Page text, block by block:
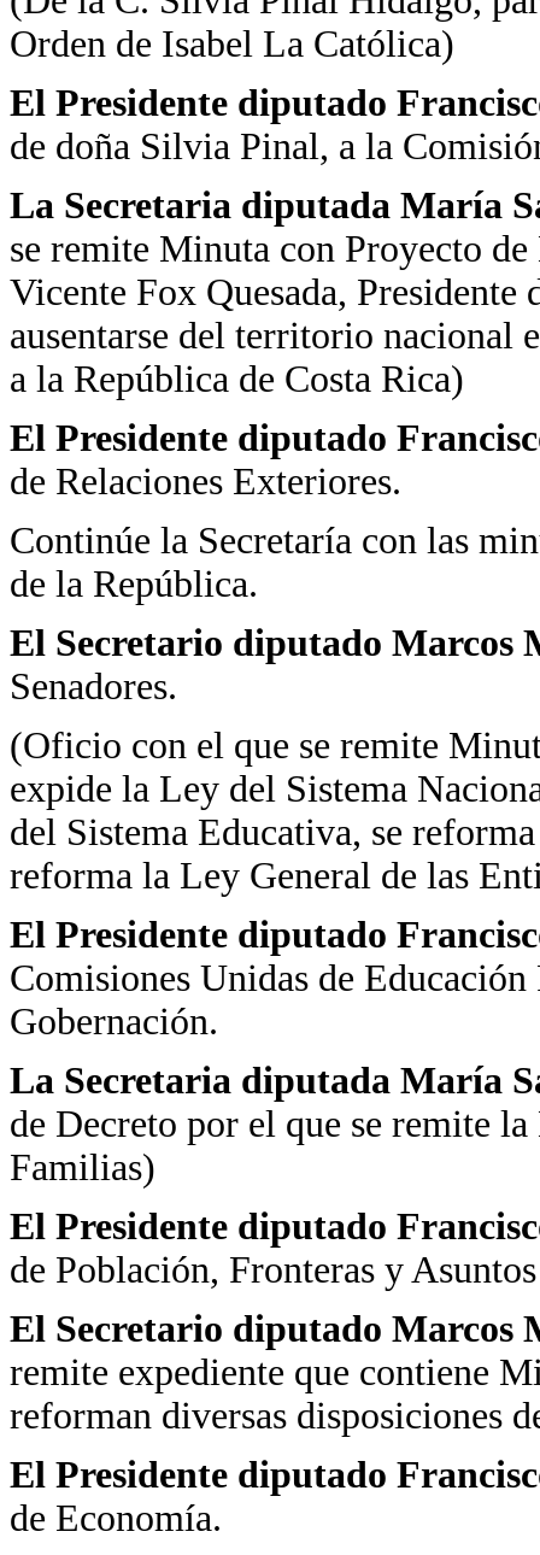
Orden de Isabel La Católica)
El Presidente diputado
de doña Silvia Pinal, a la
La Secretaria diputada María
se remite Minuta con Proyecto
Vicente Fox Quesada,
ausentarse del territorio nacional
a la República de Costa Rica)
El Presidente diputado
de Relaciones Exteriores.
Continúe la Secretaría con las
de la República.
El Secretario diputado Marcos
Senadores.
(Oficio con el que se remite
expide la Ley del Sistema
del Sistema Educativa, se
reforma la Ley General de las
El Presidente diputado
Comisiones Unidas de
Gobernación.
La Secretaria diputada María
de Decreto por el que se remite
Familias)
El Presidente diputado
de Población, Fronteras y
El Secretario diputado Marcos
remite expediente que contiene
reforman diversas disposiciones
El Presidente diputado
de Economía.